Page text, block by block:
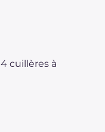
4 cuillères à